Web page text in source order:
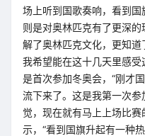
场上听到国歌奏响，看到
则是对奥林匹克有了更深
解了奥林匹克文化，更知道
我希望能在这十几天里感
是首次参加冬奥会，“刚才
流下来了。这是我第一次
觉，现在就有马上上场比
示，“看到国旗升起有一种